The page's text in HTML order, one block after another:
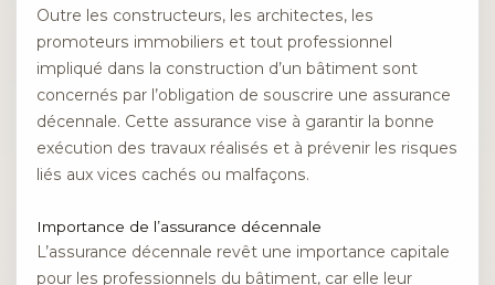
Outre les constructeurs, les architectes, les
promoteurs immobiliers et tout professionnel
impliqué dans la construction d’un bâtiment sont
concernés par l’obligation de souscrire une assurance
décennale. Cette assurance vise à garantir la bonne
exécution des travaux réalisés et à prévenir les risques
liés aux vices cachés ou malfaçons.
Importance de l’assurance décennale
L’assurance décennale revêt une importance capitale
pour les professionnels du bâtiment, car elle leur